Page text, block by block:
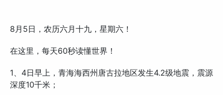
8月5日，农历六月十九，星期六！
在这里，每天60秒读懂世界！
1、4日早上，青海海西州唐古拉地区发生4.2级地震，震源
深度10千米；